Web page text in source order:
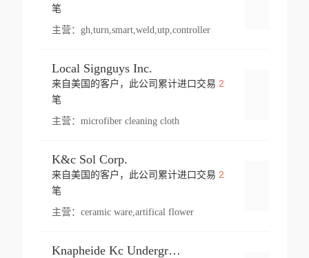
笔
主营： gh,turn,smart,weld,utp,controller
Local Signguys Inc.
来自美国的客户，此公司累计进口交易 2
笔
主营： microfiber cleaning cloth
K&c Sol Corp.
来自美国的客户，此公司累计进口交易 2
笔
主营： ceramic ware,artifical flower
Knapheide Kc Underground